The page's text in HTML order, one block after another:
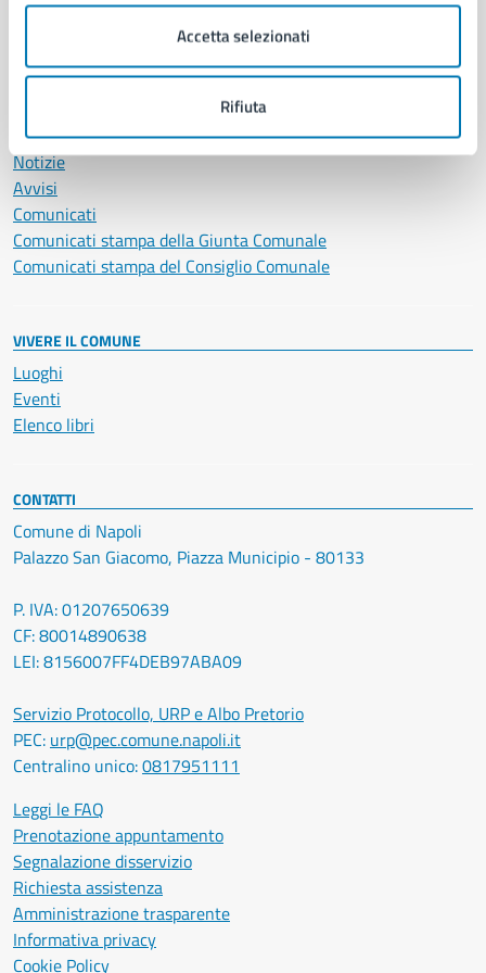
Accetta selezionati
Rifiuta
NOVITÀ
Notizie
Avvisi
Comunicati
Comunicati stampa della Giunta Comunale
Comunicati stampa del Consiglio Comunale
VIVERE IL COMUNE
Luoghi
Eventi
Elenco libri
CONTATTI
Comune di Napoli
Palazzo San Giacomo, Piazza Municipio - 80133
P. IVA: 01207650639
CF: 80014890638
LEI: 8156007FF4DEB97ABA09
Servizio Protocollo, URP e Albo Pretorio
PEC: urp@pec.comune.napoli.it
Centralino unico:0817951111
Leggi le FAQ
Prenotazione appuntamento
Segnalazione disservizio
Richiesta assistenza
Amministrazione trasparente
Informativa privacy
Cookie Policy